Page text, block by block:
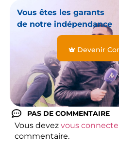
Vous êtes les garants
de notre indépendance
Devenir
PAS DE COMMENTAIRE
Vous devez vous
commentaire.